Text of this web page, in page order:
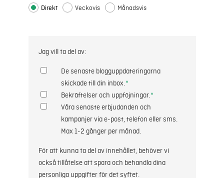
Direkt Veckovis Månadsvis
Jag vill ta del av:
De senaste blogguppdateringarna
skickade till din inbox.*
Bekräftelser och uppföjningar.*
Våra senaste erbjudanden och
kampanjer via e-post, telefon eller sms.
Max 1-2 gånger per månad.
För att kunna ta del av innehållet, behöver vi
också tillåtelse att spara och behandla dina
personliga uppgifter för det syftet.